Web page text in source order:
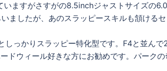
いますがさすがの8.5inchジャストサイズの
ましたが、あのスラッピースキルも頷ける
っかりスラッピー特化型です。F4と並んで
ドウィール好きな方にお勧めです。パーク